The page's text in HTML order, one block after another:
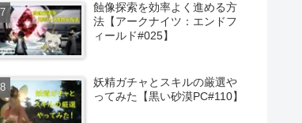
蝕像探索を効率よく進める方
法【アークナイツ：エンドフ
ィールド#025】
妖精ガチャとスキルの厳選や
ってみた【黒い砂漠PC#110】